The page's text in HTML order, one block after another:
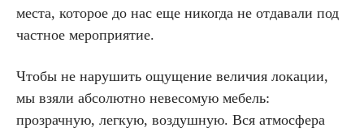
места, которое до нас еще никогда не отдавали под
частное мероприятие.
Чтобы не нарушить ощущение величия локации,
мы взяли абсолютно невесомую мебель:
прозрачную, легкую, воздушную. Вся атмосфера